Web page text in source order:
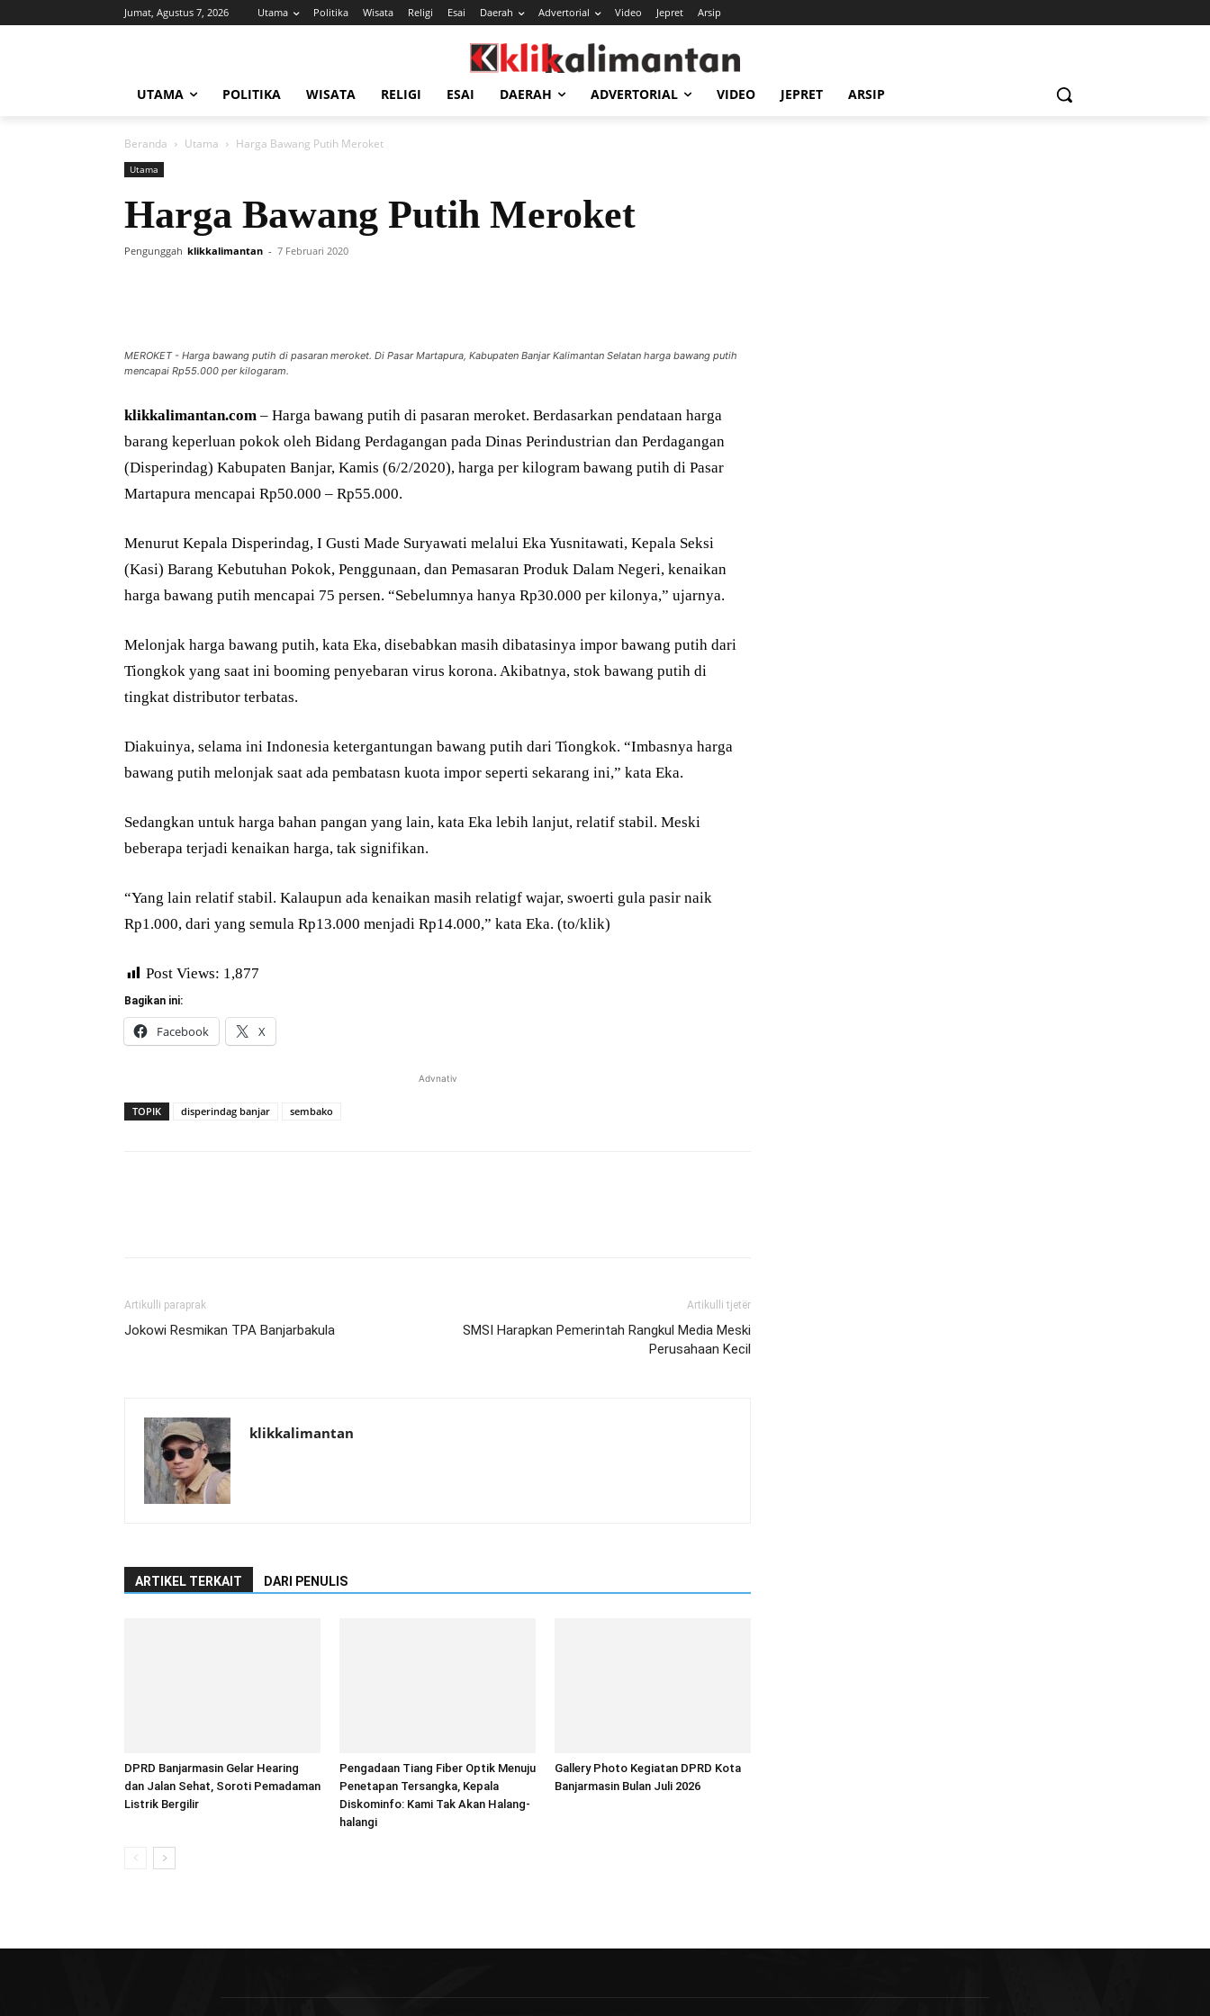
Jumat, Agustus 7, 2026 Utama Politika Wisata Religi Esai Daerah Advertorial Video Jepret Arsip
UTAMA POLITIKA WISATA RELIGI ESAI DAERAH ADVERTORIAL VIDEO JEPRET ARSIP
Beranda Utama Harga Bawang Putih Meroket
Utama
Harga Bawang Putih Meroket
Pengunggah klikkalimantan - 7 Februari 2020
MEROKET - Harga bawang putih di pasaran meroket. Di Pasar Martapura, Kabupaten Banjar Kalimantan Selatan harga bawang putih
mencapai Rp55.000 per kilogaram.
klikkalimantan.com – Harga bawang putih di pasaran meroket. Berdasarkan pendataan harga
barang keperluan pokok oleh Bidang Perdagangan pada Dinas Perindustrian dan Perdagangan
(Disperindag) Kabupaten Banjar, Kamis (6/2/2020), harga per kilogram bawang putih di Pasar
Martapura mencapai Rp50.000 – Rp55.000.
Menurut Kepala Disperindag, I Gusti Made Suryawati melalui Eka Yusnitawati, Kepala Seksi
(Kasi) Barang Kebutuhan Pokok, Penggunaan, dan Pemasaran Produk Dalam Negeri, kenaikan
harga bawang putih mencapai 75 persen. “Sebelumnya hanya Rp30.000 per kilonya,” ujarnya.
Melonjak harga bawang putih, kata Eka, disebabkan masih dibatasinya impor bawang putih dari
Tiongkok yang saat ini booming penyebaran virus korona. Akibatnya, stok bawang putih di
tingkat distributor terbatas.
Diakuinya, selama ini Indonesia ketergantungan bawang putih dari Tiongkok. “Imbasnya harga
bawang putih melonjak saat ada pembatasn kuota impor seperti sekarang ini,” kata Eka.
Sedangkan untuk harga bahan pangan yang lain, kata Eka lebih lanjut, relatif stabil. Meski
beberapa terjadi kenaikan harga, tak signifikan.
“Yang lain relatif stabil. Kalaupun ada kenaikan masih relatigf wajar, swoerti gula pasir naik
Rp1.000, dari yang semula Rp13.000 menjadi Rp14.000,” kata Eka. (to/klik)
Post Views: 1,877
Bagikan ini:
Facebook X
Advnativ
TOPIK disperindag banjar sembako
Artikulli paraprak
Jokowi Resmikan TPA Banjarbakula
Artikulli tjetër
SMSI Harapkan Pemerintah Rangkul Media Meski
Perusahaan Kecil
klikkalimantan
ARTIKEL TERKAIT DARI PENULIS
DPRD Banjarmasin Gelar Hearing
dan Jalan Sehat, Soroti Pemadaman
Listrik Bergilir
Pengadaan Tiang Fiber Optik Menuju
Penetapan Tersangka, Kepala
Diskominfo: Kami Tak Akan Halang-
halangi
Gallery Photo Kegiatan DPRD Kota
Banjarmasin Bulan Juli 2026